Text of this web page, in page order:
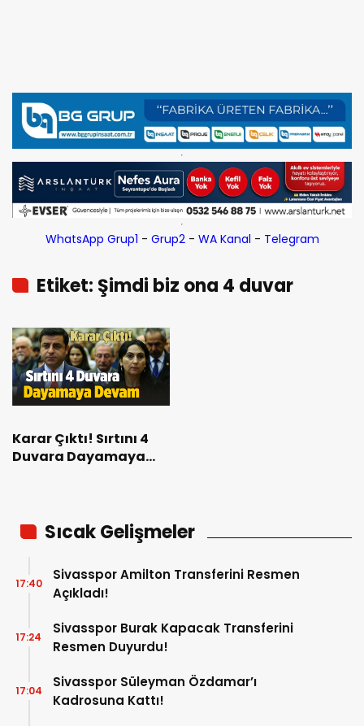
WhatsApp Grup1 - Grup2- WA Kanal - Telegram
Etiket: Şimdi biz ona 4 duvar
sırtını
Karar Çıktı! Sırtını 4
Duvara Dayamaya
Sıcak Gelişmeler
Sivasspor Amilton Transferini Resmen
Açıkladı!
17:40
Sivasspor Burak Kapacak Transferini
Resmen Duyurdu!
17:24
Sivasspor Süleyman Özdamar’ı
Kadrosuna Kattı!
17:04